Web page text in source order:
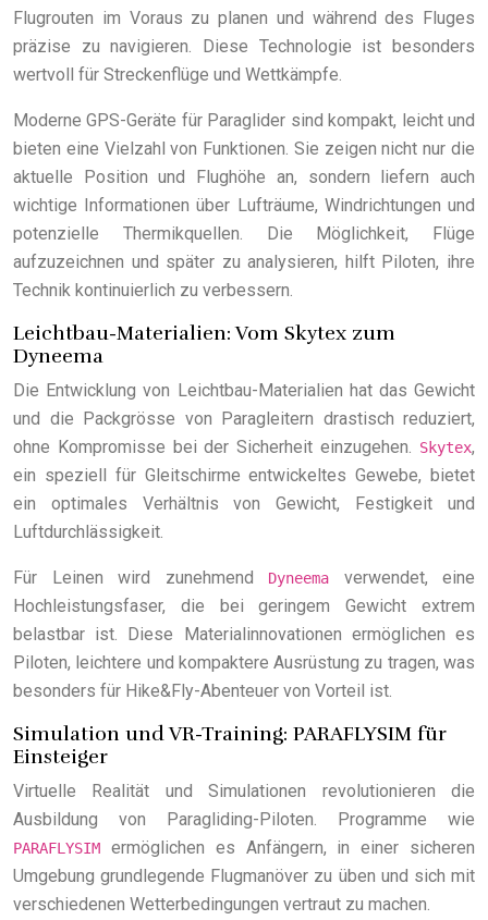
Flugrouten im Voraus zu planen und während des Fluges
präzise zu navigieren. Diese Technologie ist besonders
wertvoll für Streckenflüge und Wettkämpfe.
Moderne GPS-Geräte für Paraglider sind kompakt, leicht und
bieten eine Vielzahl von Funktionen. Sie zeigen nicht nur die
aktuelle Position und Flughöhe an, sondern liefern auch
wichtige Informationen über Lufträume, Windrichtungen und
potenzielle Thermikquellen. Die Möglichkeit, Flüge
aufzuzeichnen und später zu analysieren, hilft Piloten, ihre
Technik kontinuierlich zu verbessern.
Leichtbau-Materialien: Vom Skytex zum
Dyneema
Die Entwicklung von Leichtbau-Materialien hat das Gewicht
und die Packgrösse von Paragleitern drastisch reduziert,
ohne Kompromisse bei der Sicherheit einzugehen. Skytex,
ein speziell für Gleitschirme entwickeltes Gewebe, bietet
ein optimales Verhältnis von Gewicht, Festigkeit und
Luftdurchlässigkeit.
Für Leinen wird zunehmend Dyneema verwendet, eine
Hochleistungsfaser, die bei geringem Gewicht extrem
belastbar ist. Diese Materialinnovationen ermöglichen es
Piloten, leichtere und kompaktere Ausrüstung zu tragen, was
besonders für Hike&Fly-Abenteuer von Vorteil ist.
Simulation und VR-Training: PARAFLYSIM für
Einsteiger
Virtuelle Realität und Simulationen revolutionieren die
Ausbildung von Paragliding-Piloten. Programme wie
PARAFLYSIM ermöglichen es Anfängern, in einer sicheren
Umgebung grundlegende Flugmanöver zu üben und sich mit
verschiedenen Wetterbedingungen vertraut zu machen.